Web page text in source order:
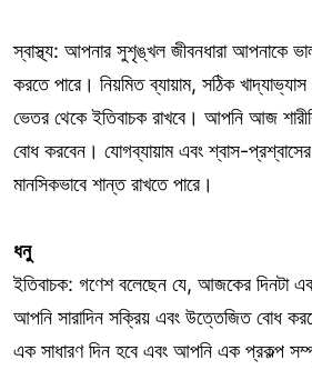
স্বাস্থ্য: আপনার সুশৃঙ্খল জীবনধারা আপনাকে
করতে পারে। নিয়মিত ব্যায়াম, সঠিক
ভেতর থেকে ইতিবাচক রাখবে। আপনি আজ
বোধ করবেন। যোগব্যায়াম এবং শ্বাস-
মানসিকভাবে শান্ত রাখতে পারে।
ধনু
ইতিবাচক: গণেশ বলেছেন যে, আজকের দিনটা
আপনি সারাদিন সক্রিয় এবং উত্তেজিত বোধ
এক সাধারণ দিন হবে এবং আপনি এক প্রকল্প